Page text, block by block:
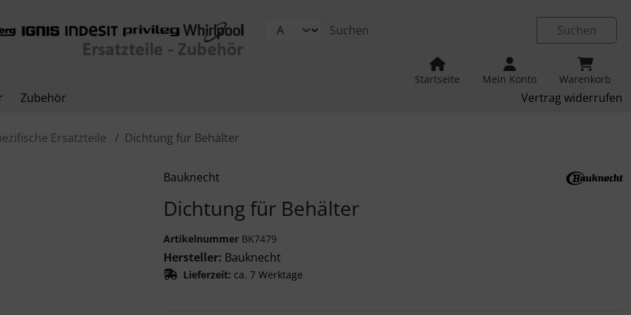
Suchen
Startseite Mein Konto Warenkorb
Zubehör Vertrag widerrufen
Ersatzteile Dichtung für Behälter
Bauknecht
Dichtung für Behälter
Artikelnummer BK7479
Hersteller: Bauknecht
Lieferzeit: ca. 7 Werktage
" und "Vor-Button" nutzen, um zwischen den Bildern zu navigieren. Zum Vergrößern klicken Sie auf das Bild.